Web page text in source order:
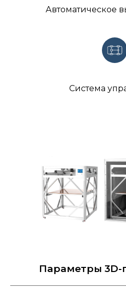
Автоматическое
Система
Параметры 3D-